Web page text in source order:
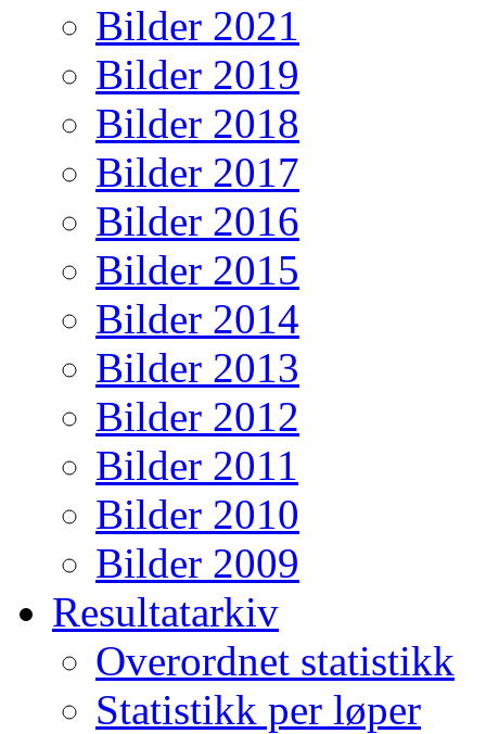
Bilder 2021
Bilder 2019
Bilder 2018
Bilder 2017
Bilder 2016
Bilder 2015
Bilder 2014
Bilder 2013
Bilder 2012
Bilder 2011
Bilder 2010
Bilder 2009
Resultatarkiv
Overordnet statistikk
Statistikk per løper